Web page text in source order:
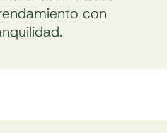
con